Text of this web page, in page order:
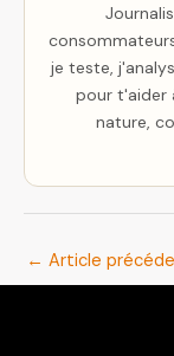
je teste,
pour t'aider
nature,
← Article